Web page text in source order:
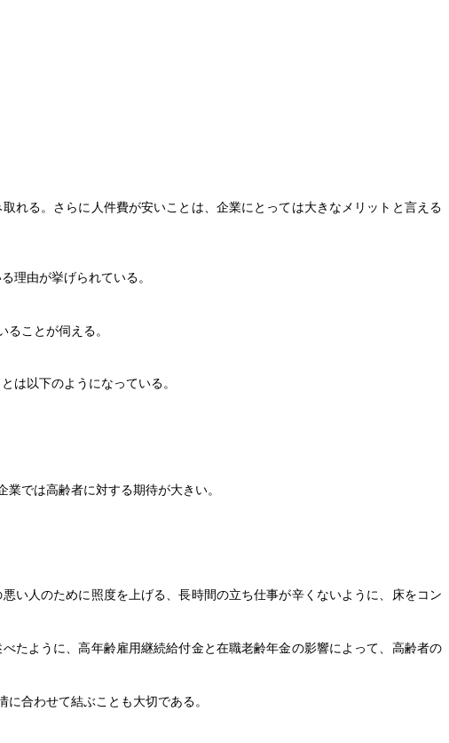
れる。さらに人件費が安いことは、企業にとっては大きなメリットと言える
理由が挙げられている。
ことが伺える。
は以下のようになっている。
では高齢者に対する期待が大きい。
い人のために照度を上げる、長時間の立ち仕事が辛くないように、床をコン
たように、高年齢雇用継続給付金と在職老齢年金の影響によって、高齢者の
合わせて結ぶことも大切である。